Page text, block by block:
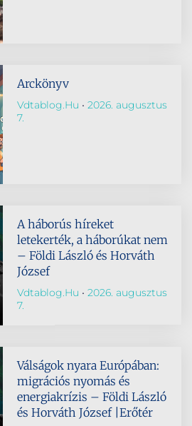
Arckönyv
Vdtablog.hu
2026. augusztus
7.
A háborús híreket
letekerték, a háborúkat nem
– Földi László és Horváth
József
Vdtablog.hu
2026. augusztus
7.
Válságok nyara Európában:
migrációs nyomás és
energiakrízis – Földi László
és Horváth József |Erőtér